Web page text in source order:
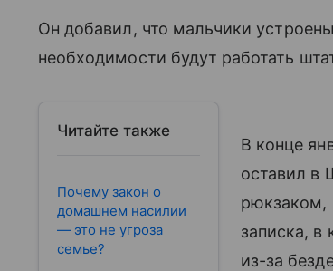
Он добавил, что мальчики
необходимости будут работать
Читайте также
Почему закон о
домашнем насилии
— это не угроза
семье?
В конце
оставил в
рюкзаком,
записка, в
из-за